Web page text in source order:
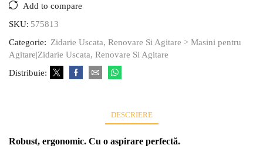
Add to compare
SKU: 575813
Categorie: Zidarie Uscata, Renovare Si Agitare > Masini pentru
Agitare|Zidarie Uscata, Renovare Si Agitare
Distribuie:
DESCRIERE
Robust, ergonomic. Cu o aspirare perfectă.